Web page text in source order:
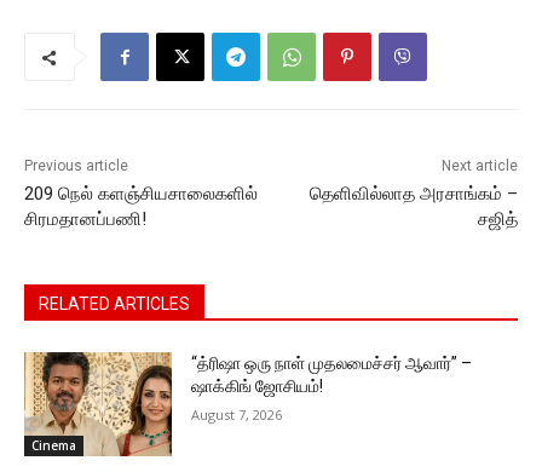
p
p
n
g k
Previous article
209 நெல் களஞ்சியசாலைகளில்
சிரமதானப்பணி!
Next article
தெளிவில்லாத அரசாங்கம் –
சஜித்
RELATED ARTICLES
Cinema
“த்ரிஷா ஒரு நாள் முதலமைச்சர் ஆவார்” –
ஷாக்கிங் ஜோசியம்!
August 7, 2026